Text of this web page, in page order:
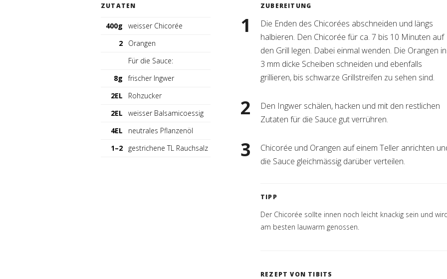
ZUTATEN
400g
weisser Chicorée
2
Orangen
Für die Sauce:
8g
frischer Ingwer
2EL
Rohzucker
2EL
weisser Balsamicoessig
4EL
neutrales Pflanzenöl
1–2
gestrichene TL Rauchsalz
ZUBEREITUNG
Die Enden des Chicorées abschneiden und längs
halbieren. Den Chicorée für ca. 7 bis 10 Minuten auf
den Grill legen. Dabei einmal wenden. Die Orangen in
3 mm dicke Scheiben schneiden und ebenfalls
grillieren, bis schwarze Grillstreifen zu sehen sind.
Den Ingwer schälen, hacken und mit den restlichen
Zutaten für die Sauce gut verrühren.
Chicorée und Orangen auf einem Teller anrichten
die Sauce gleichmässig darüber verteilen.
TIPP
Der Chicorée sollte innen noch leicht knackig sein und
am besten lauwarm genossen.
REZEPT VON TIBITS